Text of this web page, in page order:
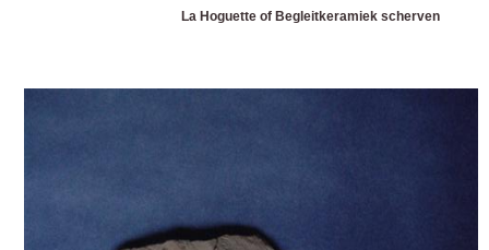
La Hoguette of Begleitkeramiek scherven